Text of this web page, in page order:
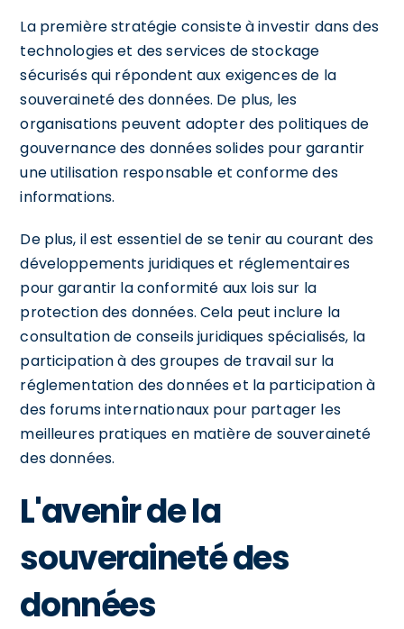
La première stratégie consiste à investir dans des
technologies et des services de stockage
sécurisés qui répondent aux exigences de la
souveraineté des données. De plus, les
organisations peuvent adopter des politiques de
gouvernance des données solides pour garantir
une utilisation responsable et conforme des
informations.
De plus, il est essentiel de se tenir au courant des
développements juridiques et réglementaires
pour garantir la conformité aux lois sur la
protection des données. Cela peut inclure la
consultation de conseils juridiques spécialisés, la
participation à des groupes de travail sur la
réglementation des données et la participation à
des forums internationaux pour partager les
meilleures pratiques en matière de souveraineté
des données.
L'avenir de la
souveraineté des
données